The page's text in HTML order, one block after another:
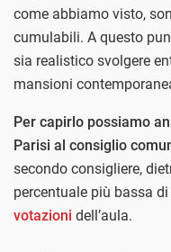
come abbiamo visto,
cumulabili. A questo
sia realistico svolgere
mansioni
Per capirlo possiamo
Parisi al consiglio
secondo consigliere,
percentuale più bassa
votazioni dell’aula.